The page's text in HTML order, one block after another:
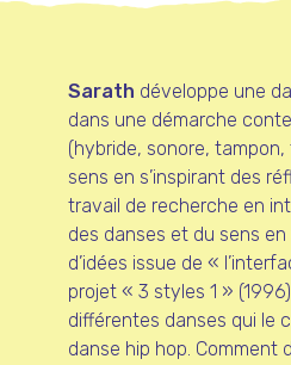
Sarath développe une
dans une démarche
(hybride, sonore,
sens en s’inspirant des
travail de recherche en
des danses et du sens
d’idées issue de «
projet « 3 styles 1 »
différentes danses qui le
danse hip hop. Comment